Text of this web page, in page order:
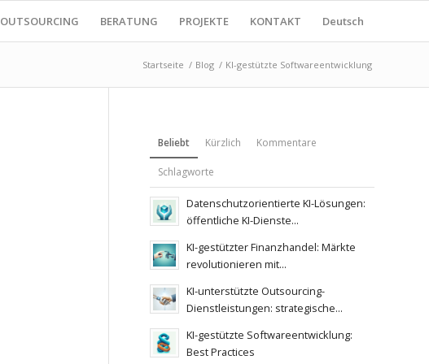
OUTSOURCING BERATUNG PROJEKTE KONTAKT Deutsch
Startseite / Blog / KI-gestützte Softwareentwicklung
Beliebt Kürzlich Kommentare
Schlagworte
Datenschutzorientierte KI-Lösungen:
öffentliche KI-Dienste...
KI-gestützter Finanzhandel: Märkte
revolutionieren mit...
KI-unterstützte Outsourcing-
Dienstleistungen: strategische...
KI-gestützte Softwareentwicklung:
Best Practices